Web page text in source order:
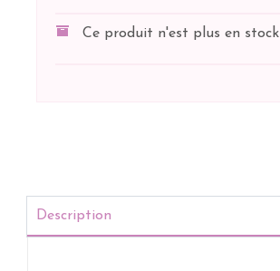
Ce produit n'est plus en stock
Description